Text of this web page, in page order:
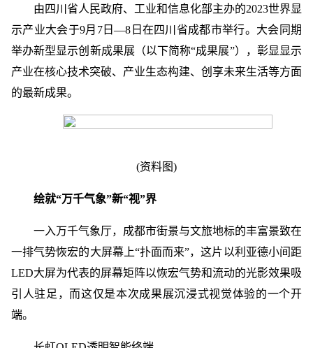
由四川省人民政府、工业和信息化部主办的2023世界显
示产业大会于9月7日—8日在四川省成都市举行。大会同期
举办新型显示创新成果展（以下简称“成果展”），彰显显示
产业在核心技术突破、产业生态构建、创享未来生活等方面
的最新成果。
(资料图)
绘就“万千气象”新“视”界
一入万千气象厅，成都市街景与文旅地标的丰富景致在
一排气势恢宏的大屏幕上“扑面而来”，这片以利亚德小间距
LED大屏为代表的屏幕矩阵以恢宏气势和流动的光影效果吸
引人驻足，而这仅是本次成果展沉浸式视觉体验的一个开
端。